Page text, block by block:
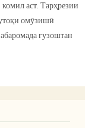
аст. Тарҳрезии
омӯзишӣ
гузоштан